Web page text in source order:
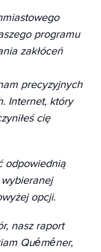
programu
zakłóceń
precyzyjnych
Internet, który
cię
odpowiednią
opcji.
nasz raport
Quéméner,